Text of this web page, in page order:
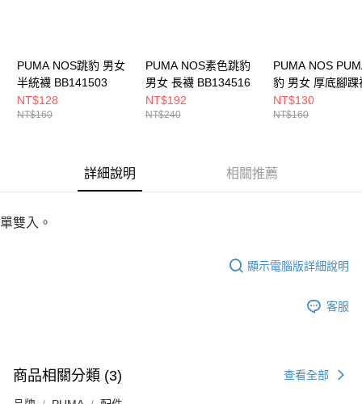
PUMA NOS跳豹 男女
半統襪 BB141503
NT$128
NT$160
PUMA NOS素色跳豹
男女 長襪 BB134516
NT$192
NT$240
PUMA NOS
豹 男女 厚底腳踝
BB147702
NT$130
NT$160
詳細說明 相關推薦
單雙入。
顯示電腦版詳細說明
客服
商品相關分類 (3) 查看全部